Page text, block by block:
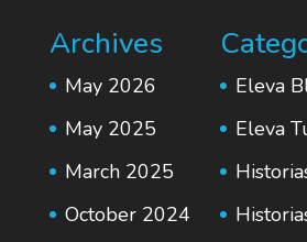
Archives
May 2026
May 2025
March 2025
October 2024
Eleva
Eleva